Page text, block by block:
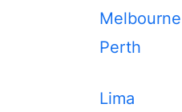
Melbourne
Perth
Lima